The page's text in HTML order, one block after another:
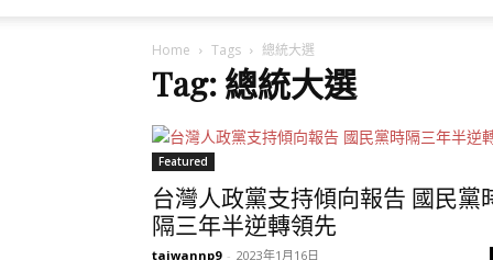
Home Tags 總統大選
Tag: 總統大選
Featured
台灣人政黨支持傾向報告 國民黨
隔三年半逆轉領先
taiwannp9 - 2023年1月16日